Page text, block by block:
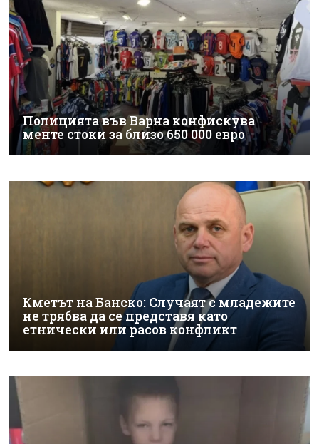
Полицията във Варна конфискува
менте стоки за близо 650 000 евро
Кметът на Банско: Случаят с младежите
не трябва да се представя като
етнически или расов конфликт